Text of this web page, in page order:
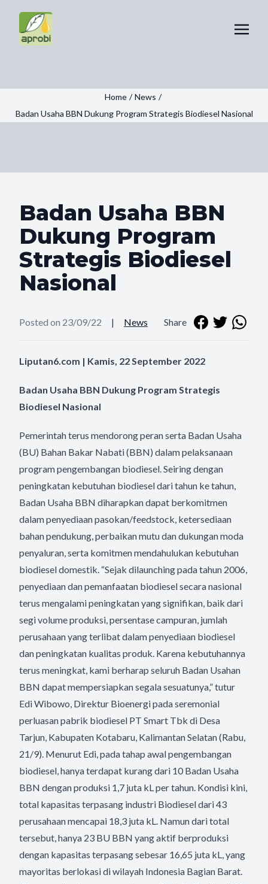
Home / News /
Badan Usaha BBN Dukung Program Strategis Biodiesel Nasional
Badan Usaha BBN
Dukung Program
Strategis Biodiesel
Nasional
Posted on 23/09/22 | News Share
Liputan6.com | Kamis, 22 September 2022
Badan Usaha BBN Dukung Program Strategis
Biodiesel Nasional
Pemerintah terus mendorong peran serta Badan Usaha
(BU) Bahan Bakar Nabati (BBN) dalam pelaksanaan
program pengembangan biodiesel. Seiring dengan
peningkatan kebutuhan biodiesel dari tahun ke tahun,
Badan Usaha BBN diharapkan dapat berkomitmen
dalam penyediaan pasokan/feedstock, ketersediaan
bahan pendukung, perbaikan mutu dan dukungan moda
penyaluran, serta komitmen mendahulukan kebutuhan
biodiesel domestik. “Sejak dilaunching pada tahun 2006,
penyediaan dan pemanfaatan biodiesel secara nasional
terus mengalami peningkatan yang signifikan, baik dari
segi volume produksi, persentase campuran, jumlah
perusahaan yang terlibat dalam penyediaan biodiesel
dan peningkatan kualitas produk. Karena kebutuhannya
terus meningkat, kami berharap seluruh Badan Usahan
BBN dapat mempersiapkan segala sesuatunya,” tutur
Edi Wibowo, Direktur Bioenergi pada seremonial
perluasan pabrik biodiesel PT Smart Tbk di Desa
Tarjun, Kabupaten Kotabaru, Kalimantan Selatan (Rabu,
21/9). Menurut Edi, pada tahap awal pengembangan
biodiesel, hanya terdapat kurang dari 10 Badan Usaha
BBN dengan produksi 1,7 juta kL per tahun. Kondisi kini,
total kapasitas terpasang industri Biodiesel dari 43
perusahaan mencapai 18,3 juta kL. Namun dari total
tersebut, hanya 23 BU BBN yang aktif berproduksi
dengan kapasitas terpasang sebesar 16,65 juta kL, yang
mayoritas berlokasi di wilayah Indonesia Bagian Barat.